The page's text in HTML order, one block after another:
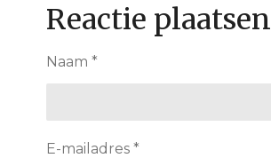
Reactie plaatsen
Naam *
E-mailadres *